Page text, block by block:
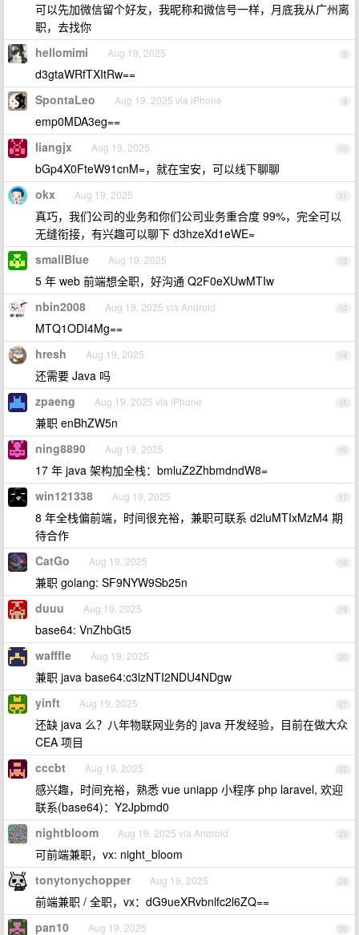
可以先加微信留个好友，我昵称和微信号一样，月底我从广州离
职，去找你
8
hellomimi Aug 19, 2025
d3gtaWRfTXItRw==
9
SpontaLeo Aug 19, 2025 via iPhone
emp0MDA3eg==
10
liangjx Aug 19, 2025
bGp4X0FteW91cnM=，就在宝安，可以线下聊聊
11
okx Aug 19, 2025
真巧，我们公司的业务和你们公司业务重合度 99%，完全可以
无缝衔接，有兴趣可以聊下 d3hzeXd1eWE=
12
smallBlue Aug 19, 2025
5 年 web 前端想全职，好沟通 Q2F0eXUwMTIw
13
nbin2008 Aug 19, 2025 via Android
MTQ1ODI4Mg==
14
hresh Aug 19, 2025
还需要 Java 吗
15
zpaeng Aug 19, 2025 via iPhone
兼职 enBhZW5n
16
ning8890 Aug 19, 2025
17 年 java 架构加全栈：bmluZ2ZhbmdndW8=
17
win121338 Aug 19, 2025
8 年全栈偏前端，时间很充裕，兼职可联系 d2luMTIxMzM4 期
待合作
18
CatGo Aug 19, 2025
兼职 golang: SF9NYW9Sb25n
19
duuu Aug 19, 2025
base64: VnZhbGt5
20
wafffle Aug 19, 2025
兼职 java base64:c3lzNTI2NDU4NDgw
21
yinft Aug 19, 2025
还缺 java 么？八年物联网业务的 java 开发经验，目前在做大众
CEA 项目
22
cccbt Aug 19, 2025
感兴趣，时间充裕，熟悉 vue uniapp 小程序 php laravel, 欢迎
联系(base64)：Y2Jpbmd0
23
nightbloom Aug 19, 2025 via Android
可前端兼职，vx: night_bloom
24
tonytonychopper Aug 19, 2025
前端兼职 / 全职，vx：dG9ueXRvbnlfc2l6ZQ==
25
pan10 Aug 19, 2025